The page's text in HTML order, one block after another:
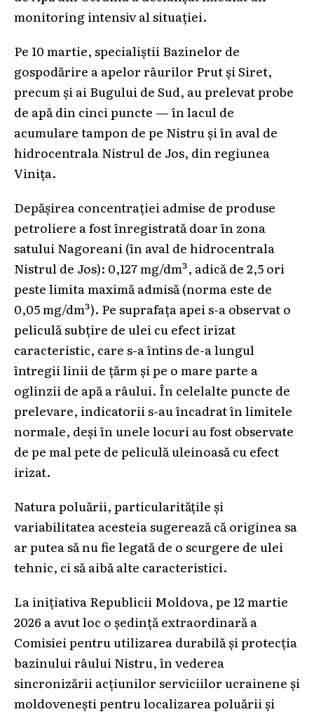
monitoring intensiv al situației.
Pe 10 martie, specialiștii Bazinelor de
gospodărire a apelor râurilor Prut și Siret,
precum și ai Bugului de Sud, au prelevat probe
de apă din cinci puncte — în lacul de
acumulare tampon de pe Nistru și în aval de
hidrocentrala Nistrul de Jos, din regiunea
Vinița.
Depășirea concentrației admise de produse
petroliere a fost înregistrată doar în zona
satului Nagoreani (în aval de hidrocentrala
Nistrul de Jos): 0,127 mg/dm³, adică de 2,5 ori
peste limita maximă admisă (norma este de
0,05 mg/dm³). Pe suprafața apei s-a observat o
peliculă subțire de ulei cu efect irizat
caracteristic, care s-a întins de-a lungul
întregii linii de țărm și pe o mare parte a
oglinzii de apă a râului. În celelalte puncte de
prelevare, indicatorii s-au încadrat în limitele
normale, deși în unele locuri au fost observate
de pe mal pete de peliculă uleinoasă cu efect
irizat.
Natura poluării, particularitățile și
variabilitatea acesteia sugerează că originea sa
ar putea să nu fie legată de o scurgere de ulei
tehnic, ci să aibă alte caracteristici.
La inițiativa Republicii Moldova, pe 12 martie
2026 a avut loc o ședință extraordinară a
Comisiei pentru utilizarea durabilă și protecția
bazinului râului Nistru, în vederea
sincronizării acțiunilor serviciilor ucrainene și
moldovenești pentru localizarea poluării și